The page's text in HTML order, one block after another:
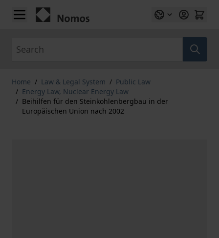
Skip to Content
Home / Law & Legal System / Public Law
/ Energy Law, Nuclear Energy Law
/ Beihilfen für den Steinkohlenbergbau in der
Europäischen Union nach 2002